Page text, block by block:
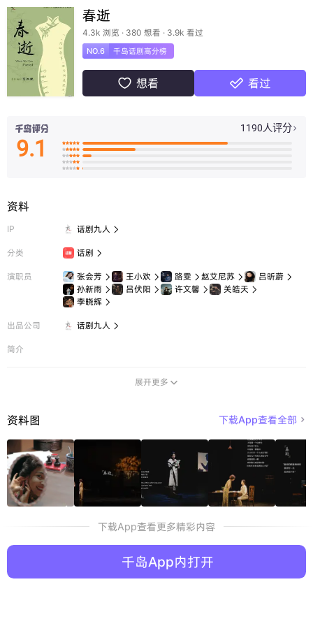
春逝
4.3k 浏览 · 380 想看 · 3.9k 看过
NO.6 千岛话剧高分榜
 想看  看过
1190人评分 
9.1 




资料
IP 话剧九人 
分类 话剧 
演职员 张会芳  王小欢  路雯  赵艾尼苏  吕昕蔚 
孙新雨  吕伏阳  许文馨  关皓天 
李晓辉 
出品公司 话剧九人 
简介
展开更多 
资料图 下载App查看全部 
下载App查看更多精彩内容
千岛App内打开